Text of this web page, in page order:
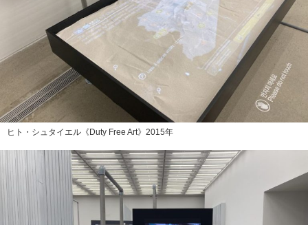
ヒト・シュタイエル《Duty Free Art》2015年